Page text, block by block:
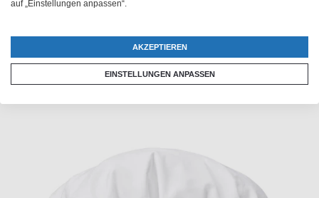
auf „Einstellungen anpassen“.
AKZEPTIEREN
EINSTELLUNGEN ANPASSEN